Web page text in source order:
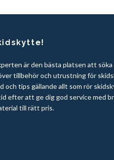
är den bästa platsen att söka
tillbehör och utrustning för
och tips gällande allt som rör
efter att ge dig god service med
till rätt pris.